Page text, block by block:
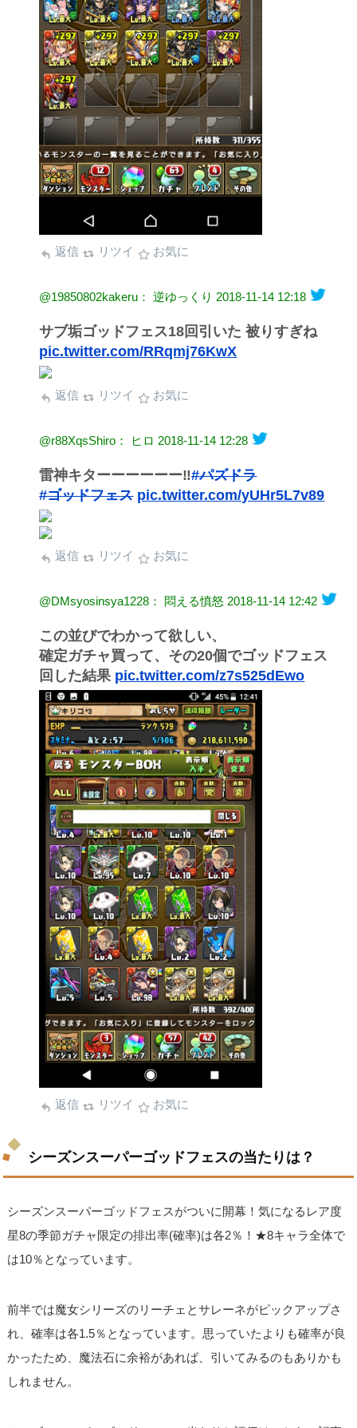
返信 リツイ お気に
@19850802kakeru： 逆ゆっくり 2018-11-14 12:18
サブ垢ゴッドフェス18回引いた 被りすぎね
pic.twitter.com/RRqmj76KwX
返信 リツイ お気に
@r88XqsShiro： ヒロ 2018-11-14 12:28
雷神キターーーーーー‼︎#パズドラ
#ゴッドフェス pic.twitter.com/yUHr5L7v89
返信 リツイ お気に
@DMsyosinsya1228： 悶える憤怒 2018-11-14 12:42
この並びでわかって欲しい、
確定ガチャ買って、その20個でゴッドフェス
回した結果 pic.twitter.com/z7s525dEwo
返信 リツイ お気に
シーズンスーパーゴッドフェスの当たりは？
シーズンスーパーゴッドフェスがついに開幕！気になるレア度
星8の季節ガチャ限定の排出率(確率)は各2％！★8キャラ全体で
は10％となっています。
前半では魔女シリーズのリーチェとサレーネがピックアップさ
れ、確率は各1.5％となっています。思っていたよりも確率が良
かったため、魔法石に余裕があれば、引いてみるのもありかも
しれません。